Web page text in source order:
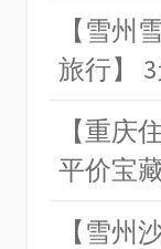
【雪州
旅行】
【重庆
平价宝
【雪州